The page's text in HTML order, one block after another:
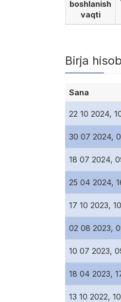
boshlanish
vaqti
Birja
Sana
22 10 2024,
30 07 2024,
18 07 2024,
25 04 2024,
17 10 2023,
02 08 2023,
10 07 2023,
18 04 2023,
13 10 2022,